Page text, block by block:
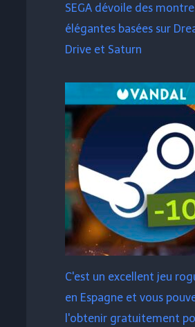
SEGA dévoile des
élégantes basées sur
Drive et Saturn
C'est un excellent jeu
en Espagne et vous
l'obtenir gratuitement